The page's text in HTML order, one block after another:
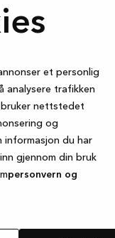
et personlig
analysere trafikken
bruker nettstedet
og
informasjon du har
gjennom din bruk
personvern og
(see the